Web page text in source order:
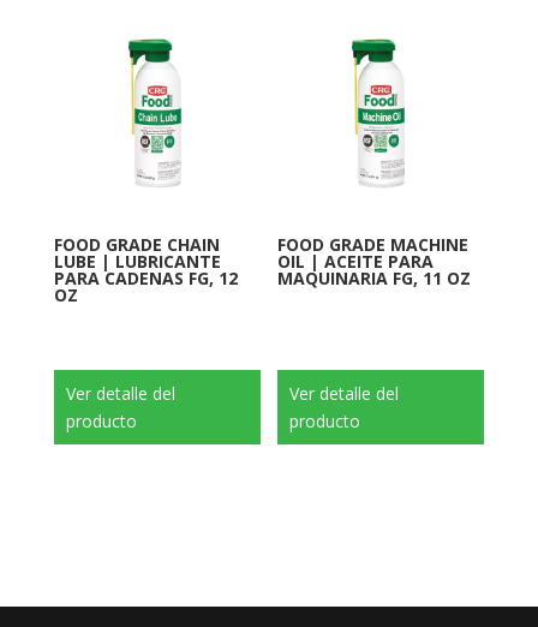
FOOD GRADE CHAIN
LUBE | LUBRICANTE
PARA CADENAS FG, 12
OZ
Ver detalle del
producto
FOOD GRADE MACHINE
OIL | ACEITE PARA
MAQUINARIA FG, 11 OZ
Ver detalle del
producto